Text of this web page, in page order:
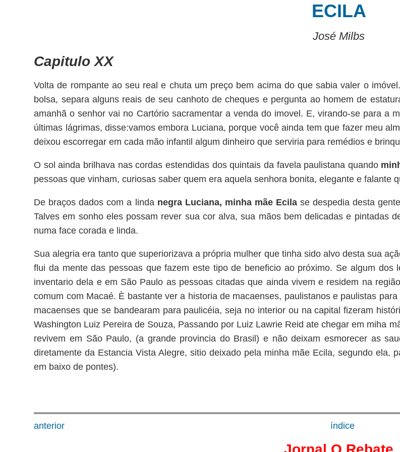
ECILA
José Milbs
Capitulo XX
Volta de rompante ao seu real e chuta um preço bem acima do que sabia valer o
bolsa, separa alguns reais de seu canhoto de cheques e pergunta ao homem de
amanhã o senhor vai no Cartório sacramentar a venda do imovel. E, virando-se para a
últimas lágrimas, disse:vamos embora Luciana, porque você ainda tem que fazer meu
deixou escorregar em cada mão infantil algum dinheiro que serviria para remédios e
O sol ainda brilhava nas cordas estendidas dos quintais da favela paulistana quando
pessoas que vinham, curiosas saber quem era aquela senhora bonita, elegante e falante
De braços dados com a linda negra Luciana, minha mãe Ecila se despedia desta
Talves em sonho eles possam rever sua cor alva, sua mãos bem delicadas e pintadas
numa face corada e linda.
Sua alegria era tanto que superiorizava a própria mulher que tinha sido alvo desta sua
flui da mente das pessoas que fazem este tipo de beneficio ao próximo. Se algum
inventario dela e em São Paulo as pessoas citadas que ainda vivem e residem na
comum com Macaé. È bastante ver a historia de macaenses, paulistanos e paulistas
macaenses que se bandearam para paulicéia, seja no interior ou na capital fizeram
Washington Luiz Pereira de Souza, Passando por Luiz Lawrie Reid ate chegar em miha
revivem em São Paulo, (a grande provincia do Brasil) e não deixam esmorecer as
diretamente da Estancia Vista Alegre, sitio deixado pela minha mãe Ecila, segundo ela,
em baixo de pontes).
anterior índice